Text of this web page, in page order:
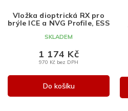
Vložka dioptrická RX pro
brýle ICE a NVG Profile, ESS
SKLADEM
970 Kč bez DPH
1 174 Kč
Do košíku